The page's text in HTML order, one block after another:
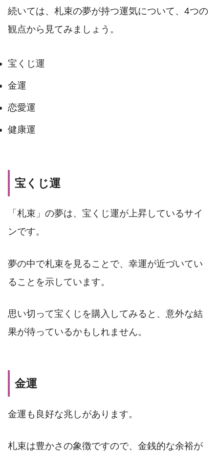
続いては、札束の夢が持つ運気について、4つの
観点から見てみましょう。
宝くじ運
金運
恋愛運
健康運
宝くじ運
「札束」の夢は、宝くじ運が上昇しているサイ
ンです。
夢の中で札束を見ることで、幸運が近づいてい
ることを示しています。
思い切って宝くじを購入してみると、意外な結
果が待っているかもしれません。
金運
金運も良好な兆しがあります。
札束は豊かさの象徴ですので、金銭的な余裕が